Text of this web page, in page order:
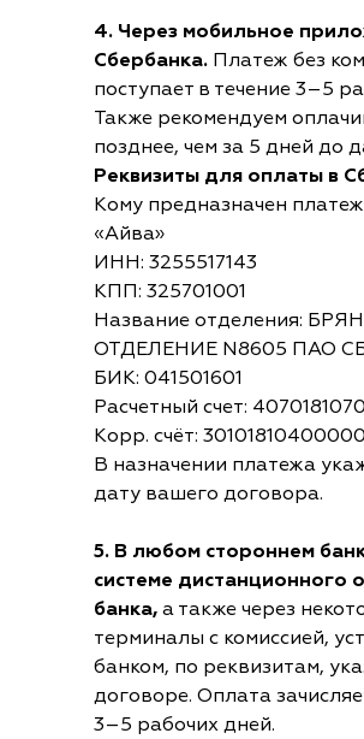
4. Через мобильное
Сбербанка. Платеж без
поступает в течение 3–5
Также рекомендуем
позднее, чем за 5 дней до
Реквизиты для оплаты в
Кому предназначен
«Айва»
ИНН: 3255517143
КПП: 325701001
Название отделения:
ОТДЕЛЕНИЕ N8605 ПАО
БИК: 041501601
Расчетный счет:
Корр. счёт:
В назначении платежа
дату вашего договора.
5. В любом стороннем
системе дистанционного
банка, а также через
терминалы с комиссией,
банком, по реквизитам,
договоре. Оплата
3–5 рабочих дней.